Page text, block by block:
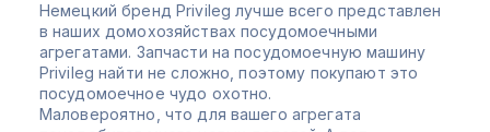
Немецкий бренд Privileg лучше всего представлен
в наших домохозяйствах посудомоечными
агрегатами. Запчасти на посудомоечную машину
Privileg найти не сложно, поэтому покупают это
посудомоечное чудо охотно.
Маловероятно, что для вашего агрегата